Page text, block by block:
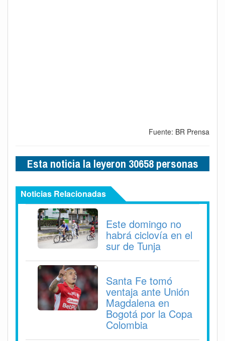
Fuente: BR Prensa
Esta noticia la leyeron 30658 personas
Noticias Relacionadas
Este domingo no
habrá ciclovía en el
sur de Tunja
Santa Fe tomó
ventaja ante Unión
Magdalena en
Bogotá por la Copa
Colombia